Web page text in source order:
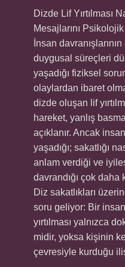
Dizde Lif Yırtılması
Mesajlarını
İnsan
duygusal süreçleri
yaşadığı fiziksel
olaylardan ibaret
dizde oluşan lif
hareket, yanlış
açıklanır. Ancak
yaşadığı; sakatlığı
anlam verdiği ve
davrandığı çok daha
Diz sakatlıkları
soru geliyor: Bir
yırtılması yalnızca
midir, yoksa kişinin
çevresiyle kurduğu